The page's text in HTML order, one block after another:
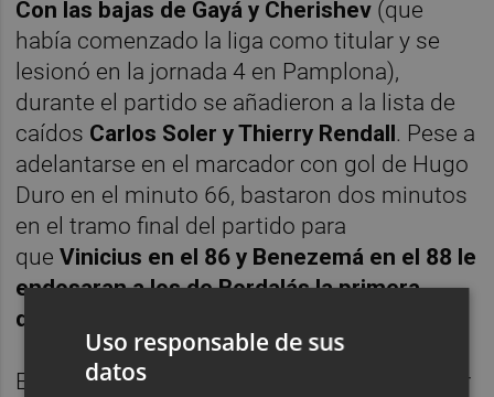
Con las bajas de Gayá y Cherishev (que
había comenzado la liga como titular y se
lesionó en la jornada 4 en Pamplona),
durante el partido se añadieron a la lista de
caídos Carlos Soler y Thierry Rendall. Pese a
adelantarse en el marcador con gol de Hugo
Duro en el minuto 66, bastaron dos minutos
en el tramo final del partido para
que Vinicius en el 86 y Benezemá en el 88 le
endosaran a los de Bordalás la primera
derrota
El siguiente tropezón que se puede englobar
Uso responsable de sus
datos